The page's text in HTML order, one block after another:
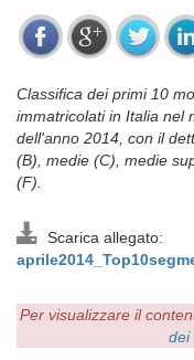
Classifica dei primi 10
immatricolati in Italia nel
dell'anno 2014, con il
(B), medie (C), medie
(F).
Scarica allegato:
Per visualizzare il
dei